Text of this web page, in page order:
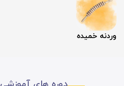
وردنه خمیده